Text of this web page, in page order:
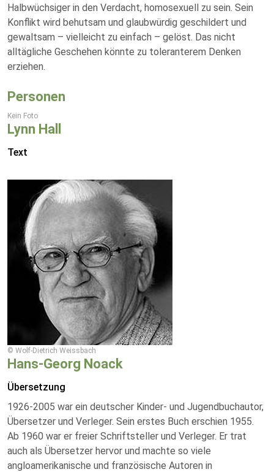
Halbwüchsiger in den Verdacht, homosexuell zu sein. Sein
Konflikt wird behutsam und glaubwürdig geschildert und
gewaltsam – vielleicht zu einfach – gelöst. Das nicht
alltägliche Geschehen könnte zu toleranterem Denken
erziehen.
Personen
Kein Foto
Lynn Hall
Text
© Wolf-Dietrich Weissbach
Hans-Georg Noack
Übersetzung
1926-2005 war ein deutscher Kinder- und Jugendbuchautor,
Übersetzer und Verleger. Sein erstes Buch erschien 1955.
Ab 1960 war er freier Schriftsteller und Verleger. Er trat
auch als Übersetzer hervor und machte so viele
angloamerikanische und französische Autoren in